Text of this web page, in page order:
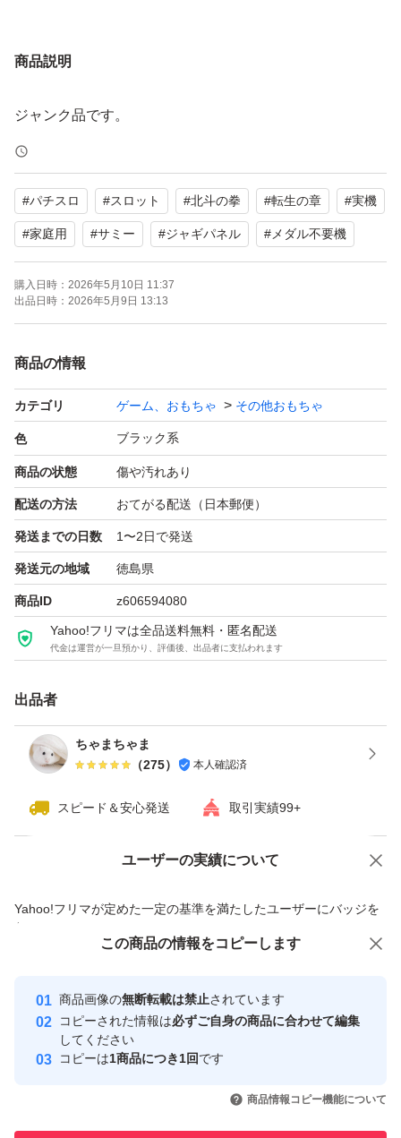
商品説明
ジャンク品です。
#パチスロ #スロット #北斗の拳 #転生の章 #実機
#家庭用 #サミー #ジャギパネル #メダル不要機
購入日時： 2026年5月10日 11:37
出品日時： 2026年5月9日 13:13
商品の情報
カテゴリ ゲーム、おもちゃ その他おもちゃ
色 ブラック系
商品の状態 傷や汚れあり
配送の方法 おてがる配送（日本郵便）
発送までの日数 1〜2日で発送
発送元の地域 徳島県
商品ID z606594080
Yahoo!フリマは全品送料無料・匿名配送
代金は運営が一旦預かり、評価後、出品者に支払われます
出品者
ちゃまちゃま
（275） 本人確認済
スピード＆安心発送 取引実績99+
ユーザーの実績について
Yahoo!フリマが定めた一定の基準を満たしたユーザーにバッジを
付与しています
安心取引出品者
心・安全なユーザーです
取引実績
引を完了させた実績があります
価格の相談 商品への質問
この商品の情報をコピーします
商品画像の無断転載は禁止されています
コピーされた情報は必ずご自身の商品に合わせて編集
してください
コピーは1商品につき1回です
商品情報コピー機能について
この商品をみている人にオススメ